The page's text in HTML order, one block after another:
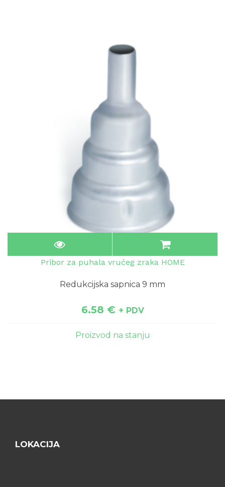
Pribor za puhala vrućeg zraka HOME
Redukcijska sapnica 9 mm
6.58 € + PDV
Proizvod na stanju
LOKACIJA